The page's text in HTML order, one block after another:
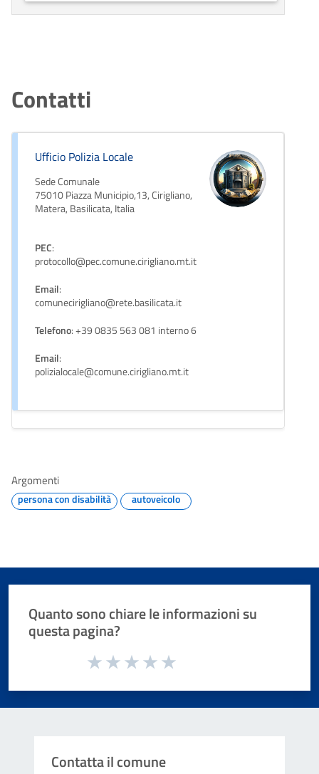
Contatti
Ufficio Polizia Locale
Sede Comunale
75010 Piazza Municipio,13, Cirigliano,
Matera, Basilicata, Italia
PEC:
protocollo@pec.comune.cirigliano.mt.it
Email:
comunecirigliano@rete.basilicata.it
Telefono: +39 0835 563 081 interno 6
Email:
polizialocale@comune.cirigliano.mt.it
Argomenti
persona con disabilità autoveicolo
Quanto sono chiare le informazioni su
questa pagina?
Valuta da 1 a 5 stelle la pagina
Contatta il comune